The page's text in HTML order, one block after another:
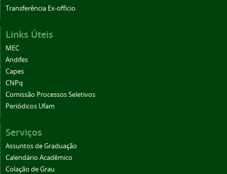
Transferência Ex-officio
Links Úteis
MEC
Andifes
Capes
CNPq
Comissão Processos Seletivos
Periódicos Ufam
Serviços
Assuntos de Graduação
Calendário Acadêmico
Colação de Grau